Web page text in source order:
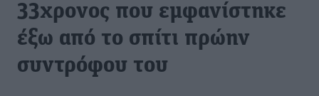
33χρονος που εμφανίστηκε
έξω από το σπίτι πρώην
συντρόφου του